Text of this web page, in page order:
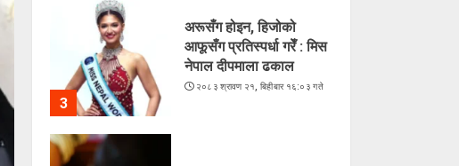
3
अरूसँग होइन, हिजोको
आफूसँग प्रतिस्पर्धा गरेँ : मिस
नेपाल दीपमाला ढकाल
२०८३ श्रावण २१, बिहीबार १६:०३ गते